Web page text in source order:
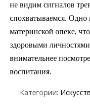
не видим сигналов
спохватываемся. Одно
материнской опеке,
здоровыми
внимательнее
воспитания.
Категории: